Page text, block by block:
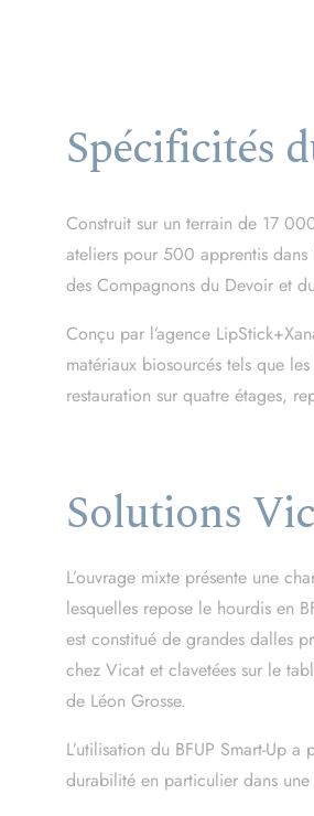
Spécificités
Construit sur un terrain de 17
ateliers pour 500 apprentis dans
des Compagnons du Devoir et
Conçu par l’agence
matériaux biosourcés tels que
restauration sur quatre étages,
Solutions
L’ouvrage mixte présente une
lesquelles repose le hourdis en
est constitué de grandes dalles
chez Vicat et clavetées sur le
de Léon Grosse.
L’utilisation du BFUP Smart-Up
durabilité en particulier dans